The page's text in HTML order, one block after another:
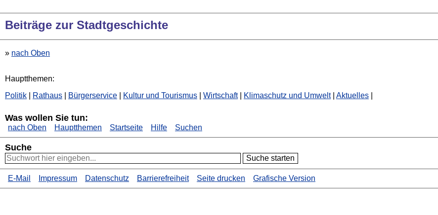
Beiträge zur Stadtgeschichte
» nach Oben
Hauptthemen:
Politik
Rathaus Bürgerservice Kultur und Tourismus Wirtschaft| Klimaschutz und Umwelt| Aktuelles
Was wollen Sie tun:
nach Oben Hauptthemen Startseite Hilfe Suchen
Suche
E-Mail Impressum Datenschutz Barrierefreiheit Seite drucken Grafische Version